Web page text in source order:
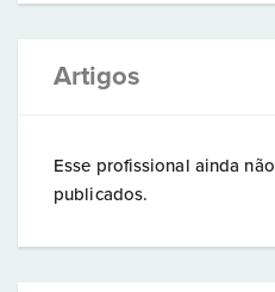
Artigos
Esse profissional ainda
publicados.